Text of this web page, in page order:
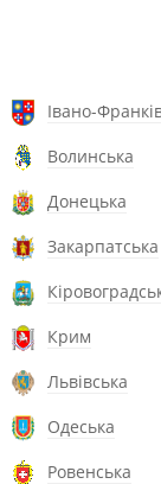
Івано-
Волинська
Донецька
Закарпатська
Крим
Львівська
Одеська
Ровенська